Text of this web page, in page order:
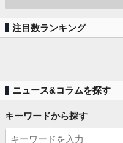
注目数ランキング
ニュース&コラムを探す
キーワードから探す